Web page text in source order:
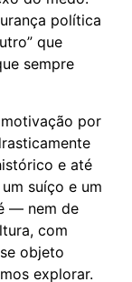
política
que
sempre
por
e até
suíço e um
— nem de
com
objeto
explorar.